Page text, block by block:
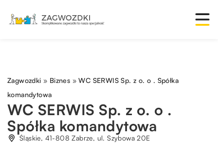
Zagwozdki » Biznes »WC SERWIS Sp. z o. o . Spółka
komandytowa
WC SERWIS Sp. z o. o .
Spółka komandytowa
Śląskie, 41-808 Zabrze, ul. Szybowa 20E